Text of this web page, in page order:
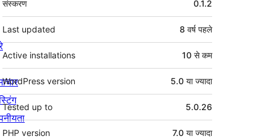
संस्करण 0.1.2
Last updated 8 वर्ष पहले
Active installations 10 से कम
WordPress version 5.0 या ज्यादा
Tested up to 5.0.26
PHP version 7.0 या ज्यादा